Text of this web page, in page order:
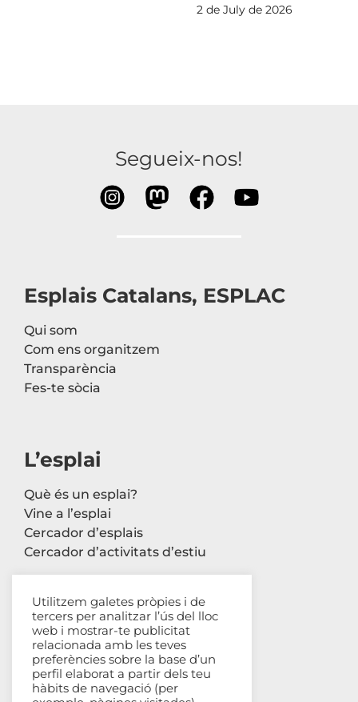
2 de July de 2026
Segueix-nos!
Esplais Catalans, ESPLAC
Qui som
Com ens organitzem
Transparència
Fes-te sòcia
L’esplai
Què és un esplai?
Vine a l’esplai
Cercador d’esplais
Cercador d’activitats d’estiu
Contacte
Carrer Avinyó, 44 2n
08002 Barcelona
93 302 61 03
Utilitzem galetes pròpies i de
tercers per analitzar l’ús del lloc
web i mostrar-te publicitat
relacionada amb les teves
preferències sobre la base d’un
perfil elaborat a partir dels teu
hàbits de navegació (per